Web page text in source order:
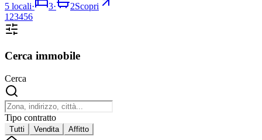
5 locali· 3· 2Scopri
1 23456
Cerca immobile
Cerca
Tipo contratto
Tutti Vendita Affitto